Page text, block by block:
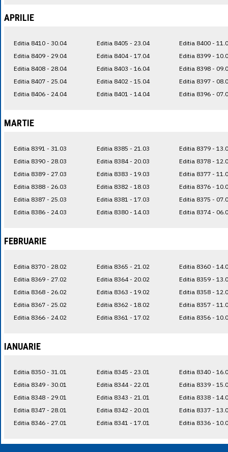
APRILIE
Editia 8410 - 30.04
Editia 8409 - 29.04
Editia 8408 - 28.04
Editia 8407 - 25.04
Editia 8406 - 24.04
Editia 8405 - 23.04
Editia 8404 - 17.04
Editia 8403 - 16.04
Editia 8402 - 15.04
Editia 8401 - 14.04
Editia 8400 -
Editia 8399 -
Editia 8398 -
Editia 8397 -
Editia 8396 -
MARTIE
Editia 8391 - 31.03
Editia 8390 - 28.03
Editia 8389 - 27.03
Editia 8388 - 26.03
Editia 8387 - 25.03
Editia 8386 - 24.03
Editia 8385 - 21.03
Editia 8384 - 20.03
Editia 8383 - 19.03
Editia 8382 - 18.03
Editia 8381 - 17.03
Editia 8380 - 14.03
Editia 8379 -
Editia 8378 -
Editia 8377 -
Editia 8376 -
Editia 8375 -
Editia 8374 -
FEBRUARIE
Editia 8370 - 28.02
Editia 8369 - 27.02
Editia 8368 - 26.02
Editia 8367 - 25.02
Editia 8366 - 24.02
Editia 8365 - 21.02
Editia 8364 - 20.02
Editia 8363 - 19.02
Editia 8362 - 18.02
Editia 8361 - 17.02
Editia 8360 -
Editia 8359 -
Editia 8358 -
Editia 8357 -
Editia 8356 -
IANUARIE
Editia 8350 - 31.01
Editia 8349 - 30.01
Editia 8348 - 29.01
Editia 8347 - 28.01
Editia 8346 - 27.01
Editia 8345 - 23.01
Editia 8344 - 22.01
Editia 8343 - 21.01
Editia 8342 - 20.01
Editia 8341 - 17.01
Editia 8340 -
Editia 8339 -
Editia 8338 -
Editia 8337 -
Editia 8336 -